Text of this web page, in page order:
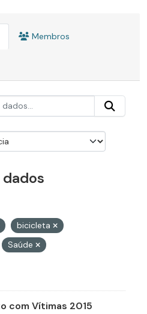
Membros
bicicleta
Saúde
com Vítimas 2015